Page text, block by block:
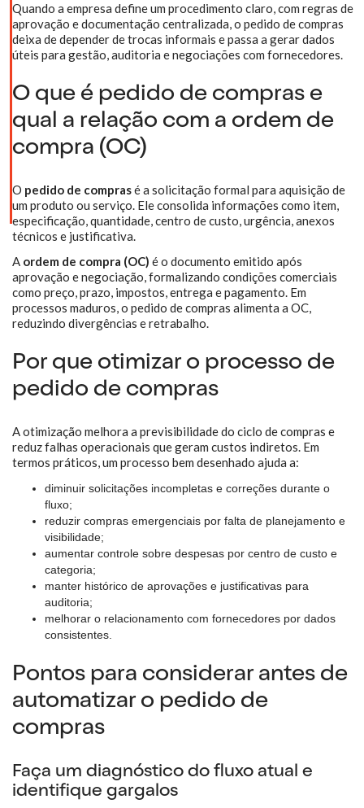
Quando a empresa define um procedimento claro, com regras de
aprovação e documentação centralizada, o pedido de compras
deixa de depender de trocas informais e passa a gerar dados
úteis para gestão, auditoria e negociações com fornecedores.
O que é pedido de compras e
qual a relação com a ordem de
compra (OC)
O pedido de comprasé a solicitação formal para aquisição de
um produto ou serviço. Ele consolida informações como item,
especificação, quantidade, centro de custo, urgência, anexos
técnicos e justificativa.
A ordem de compra (OC) é o documento emitido após
aprovação e negociação, formalizando condições comerciais
como preço, prazo, impostos, entrega e pagamento. Em
processos maduros, o pedido de compras alimenta a OC,
reduzindo divergências e retrabalho.
Por que otimizar o processo de
pedido de compras
A otimização melhora a previsibilidade do ciclo de compras e
reduz falhas operacionais que geram custos indiretos. Em
termos práticos, um processo bem desenhado ajuda a:
diminuir solicitações incompletas e correções durante o
fluxo;
reduzir compras emergenciais por falta de planejamento e
visibilidade;
aumentar controle sobre despesas por centro de custo e
categoria;
manter histórico de aprovações e justificativas para
auditoria;
melhorar o relacionamento com fornecedores por dados
consistentes.
Pontos para considerar antes de
automatizar o pedido de
compras
Faça um diagnóstico do fluxo atual e
identifique gargalos